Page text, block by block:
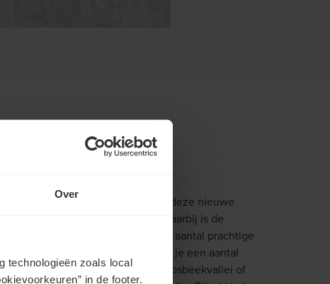
Over
technologieën zoals local
in de footer.
Een van de grote troeven van deze nieuwe
buurt is haar groene ligging. Daarbij is de
woonbuurt omgeven door een aantal prachtige
fiets- en wandelroutes, waarbij je een aantal
mooie natuurparels zoals de Bosbeekvallei of